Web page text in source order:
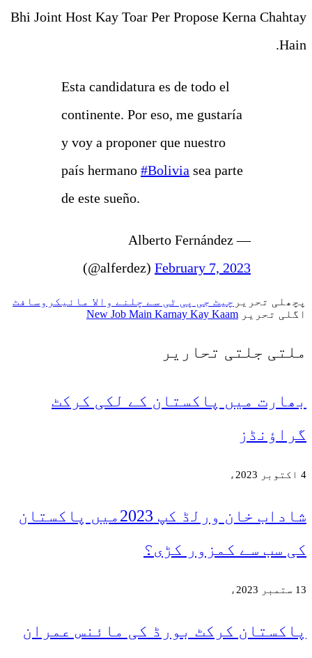
Bhi Joint Host Kay Toar Per
Esta candidatura es
continente. Por eso,
y voy a proponer
país hermano
(@alferdez)
ٹی سے چلنے والا مائیکروسافٹ
New Job Main
کے لکی کرکٹ
شاداب خان ورلڈ کپ 2023میں پاکستان
کی مائنس عمران